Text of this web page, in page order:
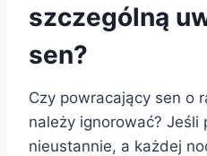
szczególną
sen?
Czy powracający sen o
należy ignorować? Jeśli
nieustannie, a każdej